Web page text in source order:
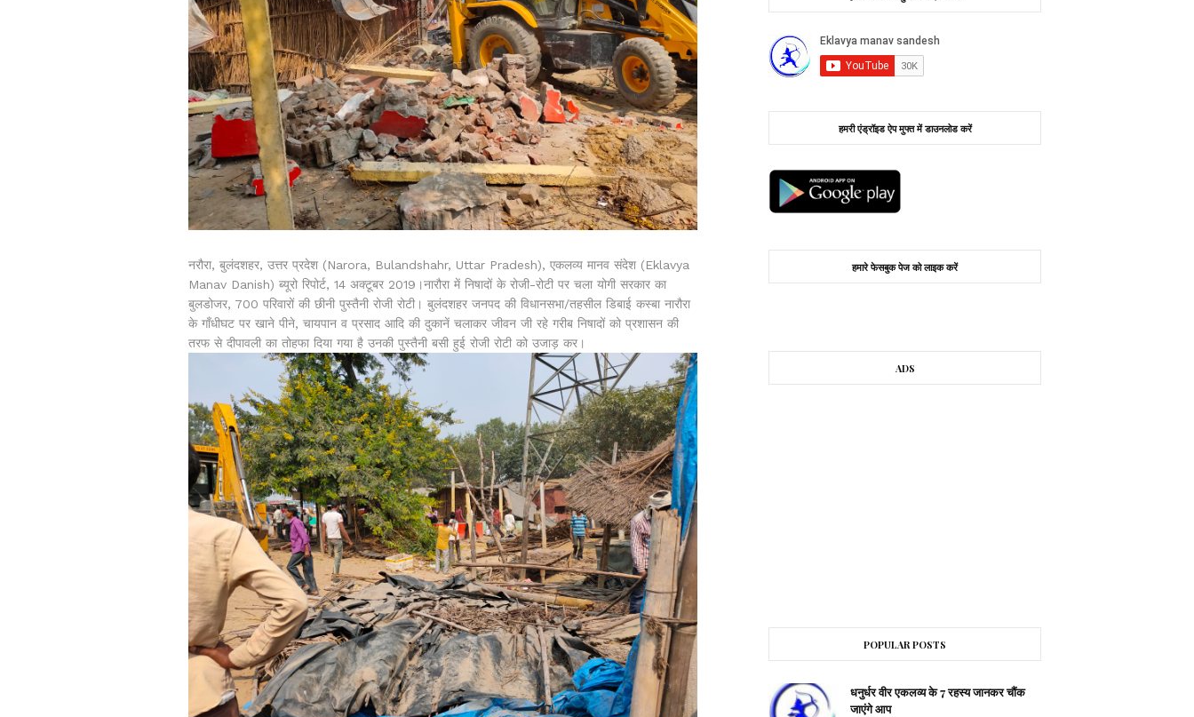
नरौरा, बुलंदशहर, उत्तर प्रदेश (Narora, Bulandshahr, Uttar Pradesh), एकलव्य मानव संदेश (Eklavya
Manav Danish) ब्यूरो रिपोर्ट, 14 अक्टूबर 2019।नारौरा में निषादों के रोजी-रोटी पर चला योगी सरकार का
बुलडोजर, 700 परिवारों की छीनी पुस्तैनी रोजी रोटी। बुलंदशहर जनपद की विधानसभा/तहसील डिबाई कस्बा नारौरा
के गाँधीघट पर खाने पीने, चायपान व प्रसाद आदि की दुकानें चलाकर जीवन जी रहे गरीब निषादों को प्रशासन की
तरफ से दीपावली का तोहफा दिया गया है उनकी पुस्तैनी बसी हुई रोजी रोटी को उजाड़ कर।
हमरी एंड्रॉइड ऐप मुफ्त में डाउनलोड करें
हमारे फेसबुक पेज को लाइक करें
ADS
POPULAR POSTS
धनुर्धर वीर एकलव्य के 7 रहस्य जानकर चौंक
जाएंगे आप